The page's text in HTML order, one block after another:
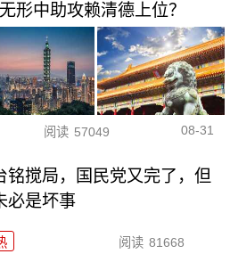
形中助攻赖清德上位？
阅读 57049 08-31
铭搅局，国民党又完了，但
必是坏事
阅读 81668